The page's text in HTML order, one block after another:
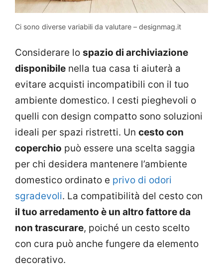
Ci sono diverse variabili da valutare – designmag.it
Considerare lo spazio di archiviazione
disponibile nella tua casa ti aiuterà a
evitare acquisti incompatibili con il tuo
ambiente domestico. I cesti pieghevoli o
quelli con design compatto sono soluzioni
ideali per spazi ristretti. Un cesto con
coperchio può essere una scelta saggia
per chi desidera mantenere l’ambiente
domestico ordinato e privo di odori
sgradevoli. La compatibilità del cesto con
il tuo arredamento è un altro fattore da
non trascurare, poiché un cesto scelto
con cura può anche fungere da elemento
decorativo.